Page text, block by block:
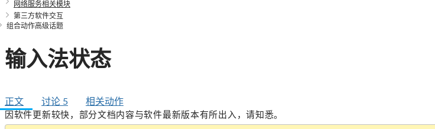
网络服务相关模块
第三方软件交互
组合动作高级话题
输入法状态
正文 讨论 5 相关动作
因软件更新较快，部分文档内容与软件最新版本有所出入，请知悉。